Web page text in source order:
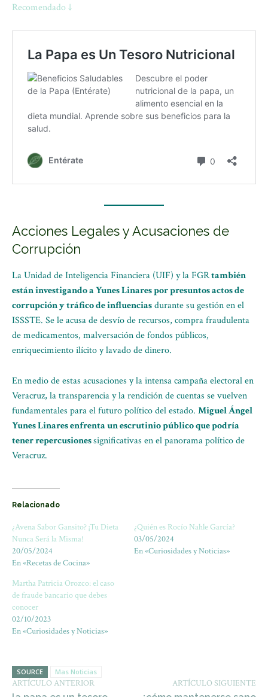
Recomendado ↓
Acciones Legales y Acusaciones de
Corrupción
La Unidad de Inteligencia Financiera (UIF) y la FGRtambién
están investigando a Yunes Linares por presuntos actos de
corrupción y tráfico de influenciasdurante su gestión en el
ISSSTE. Se le acusa de desvío de recursos, compra fraudulenta
de medicamentos, malversación de fondos públicos,
enriquecimiento ilícito y lavado de dinero.
En medio de estas acusaciones y la intensa campaña electoral en
Veracruz, la transparencia y la rendición de cuentas se vuelven
fundamentales para el futuro político del estado. Miguel Ángel
Yunes Linares enfrenta un escrutinio público que podría
tener repercusionessignificativas en el panorama político de
Veracruz.
Relacionado
¿Avena Sabor Gansito? ¡Tu Dieta
Nunca Será la Misma!
20/05/2024
En «Recetas de Cocina»
¿Quién es Rocío Nahle García?
03/05/2024
En «Curiosidades y Noticias»
Martha Patricia Orozco: el caso
de fraude bancario que debes
conocer
02/10/2023
En «Curiosidades y Noticias»
SOURCE Mas Noticias
ARTÍCULO ANTERIOR ARTÍCULO SIGUIENTE